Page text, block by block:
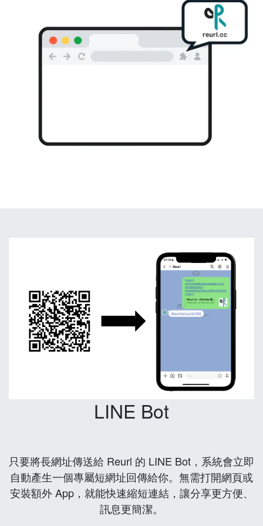
LINE Bot
只要將長網址傳送給 Reurl 的 LINE Bot，系統會立即
自動產生一個專屬短網址回傳給你。無需打開網頁或
安裝額外 App，就能快速縮短連結，讓分享更方便、
訊息更簡潔。